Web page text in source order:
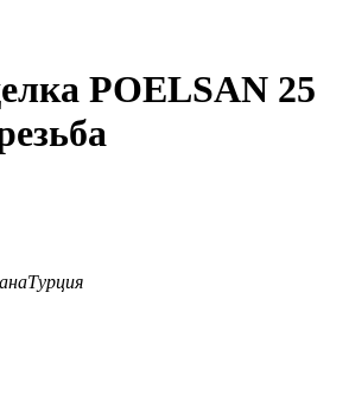
POELSAN 25
Турция